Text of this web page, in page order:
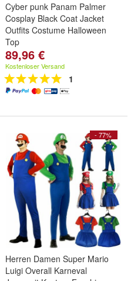
Cyber punk Panam Palmer
Cosplay Black Coat Jacket
Outfits Costume Halloween
Top
89,96 €
Kostenloser Versand
1
- 77%
Herren Damen Super Mario
Luigi Overall Karneval